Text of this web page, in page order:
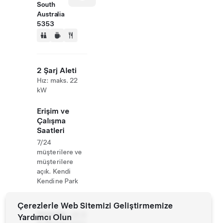
South
Australia
5353
2 Şarj Aleti
Hız: maks. 22
kW
Erişim ve
Çalışma
Saatleri
7/24
müşterilere ve
müşterilere
açık. Kendi
Kendine Park
Website +61 8
Çerezlerle Web Sitemizi Geliştirmemize
Yardımcı Olun